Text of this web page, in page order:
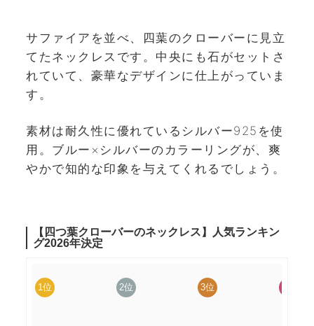
サファイアを並べ、四葉のクローバーに見立
てたネックレスです。中央にも石がセットさ
れていて、豪華なデザインに仕上がっていま
す。
素材は耐久性に優れているシルバー925を使
用。ブルー×シルバーのカラーリングが、爽
やかで知的な印象を与えてくれるでしょう。